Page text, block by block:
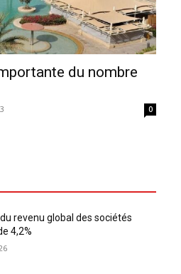
du nombre
0
revenu global des sociétés
4,2%